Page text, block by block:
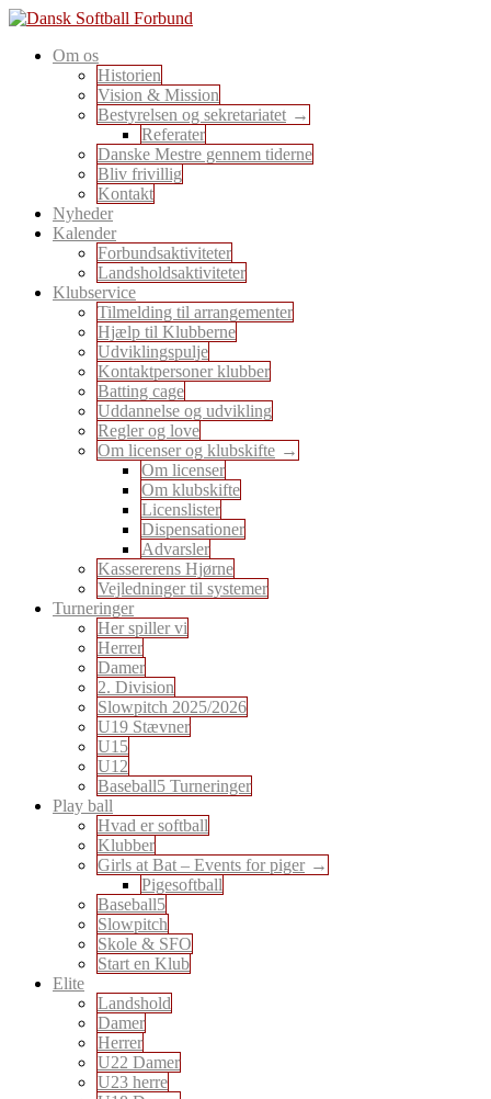
Skip
content
Dansk Softball Forbund
En sport for alle
Om os
Historien
Vision & Mission
Bestyrelsen og sekretariatet
Referater
Danske Mestre gennem tiderne
Bliv frivillig
Kontakt
Nyheder
Kalender
Forbundsaktiviteter
Landsholdsaktiviteter
Klubservice
Tilmelding til arrangementer
Hjælp til Klubberne
Udviklingspulje
Kontaktpersoner klubber
Batting cage
Uddannelse og udvikling
Regler og love
Om licenser og klubskifte
Om licenser
Om klubskifte
Licenslister
Dispensationer
Advarsler
Kassererens Hjørne
Vejledninger til systemer
Turneringer
Her spiller vi
Herrer
Damer
2. Division
Slowpitch 2025/2026
U19 Stævner
U15
U12
Baseball5 Turneringer
Play ball
Hvad er softball
Klubber
Girls at Bat – Events for piger
Pigesoftball
Baseball5
Slowpitch
Skole & SFO
Start en Klub
Elite
Landshold
Damer
Herrer
U22 Damer
U23 herre